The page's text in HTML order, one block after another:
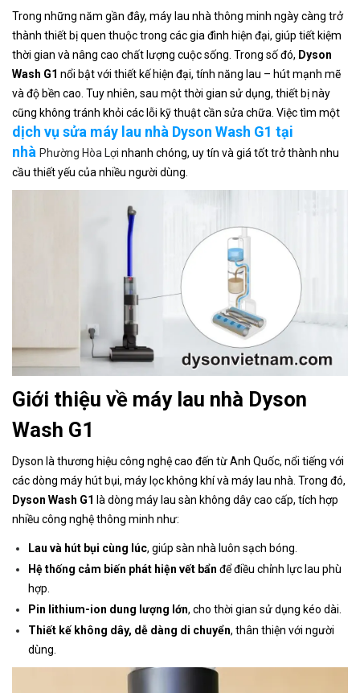
Trong những năm gần đây, máy lau nhà thông minh ngày càng trở
thành thiết bị quen thuộc trong các gia đình hiện đại, giúp tiết kiệm
thời gian và nâng cao chất lượng cuộc sống. Trong số đó, Dyson
Wash G1 nổi bật với thiết kế hiện đại, tính năng lau – hút mạnh mẽ
và độ bền cao. Tuy nhiên, sau một thời gian sử dụng, thiết bị này
cũng không tránh khỏi các lỗi kỹ thuật cần sửa chữa. Việc tìm một
dịch vụ sửa máy lau nhà Dyson Wash G1 tại
nhà Phường Hòa Lợi nhanh chóng, uy tín và giá tốt trở thành nhu
cầu thiết yếu của nhiều người dùng.
Giới thiệu về máy lau nhà Dyson
Wash G1
Dyson là thương hiệu công nghệ cao đến từ Anh Quốc, nổi tiếng với
các dòng máy hút bụi, máy lọc không khí và máy lau nhà. Trong đó,
Dyson Wash G1 là dòng máy lau sàn không dây cao cấp, tích hợp
nhiều công nghệ thông minh như:
Lau và hút bụi cùng lúc, giúp sàn nhà luôn sạch bóng.
Hệ thống cảm biến phát hiện vết bẩn để điều chỉnh lực lau phù
hợp.
Pin lithium-ion dung lượng lớn, cho thời gian sử dụng kéo dài.
Thiết kế không dây, dễ dàng di chuyển, thân thiện với người
dùng.